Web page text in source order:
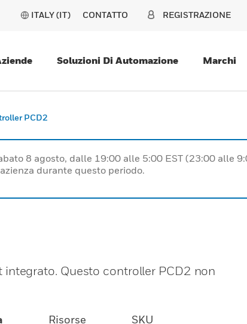
ITALY (IT) CONTATTO REGISTRAZIONE
Soluzioni Di Automazione Marchi
PCD2
8 agosto, dalle 19:00 alle 5:00 EST (23:00 alle
durante questo periodo.
Questo controller PCD2 non
Risorse SKU